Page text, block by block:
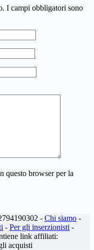
I campi obbligatori sono
questo browser per la
- Chi siamo -
- Per gli inserzionisti -
link affiliati:
acquisti